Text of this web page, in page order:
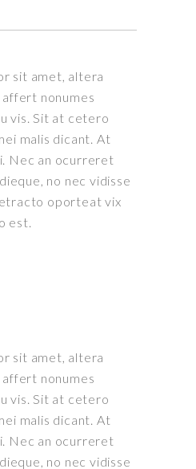
sit amet, altera
nonumes
vis. Sit at cetero
malis dicant. At
Nec an ocurreret
no nec vidisse
oporteat vix
est.
sit amet, altera
nonumes
vis. Sit at cetero
malis dicant. At
Nec an ocurreret
no nec vidisse